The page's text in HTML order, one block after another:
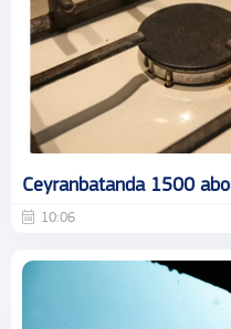
Ceyranbatanda 1500
10:06